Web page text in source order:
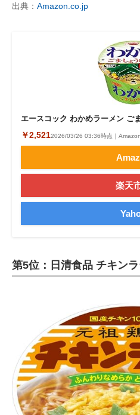
出典： Amazon.co.jp
エースコック わかめラーメン ご
￥2,5212026/03/26 03:36時点｜
楽天
第5位：日清食品 チキン